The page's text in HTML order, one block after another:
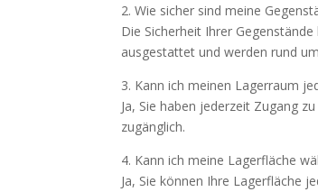
2. Wie sicher sind meine
Die Sicherheit Ihrer
ausgestattet und werden rund
3. Kann ich meinen Lagerraum
Ja, Sie haben jederzeit Zugang
zugänglich.
4. Kann ich meine Lagerfläche
Ja, Sie können Ihre Lagerfläche